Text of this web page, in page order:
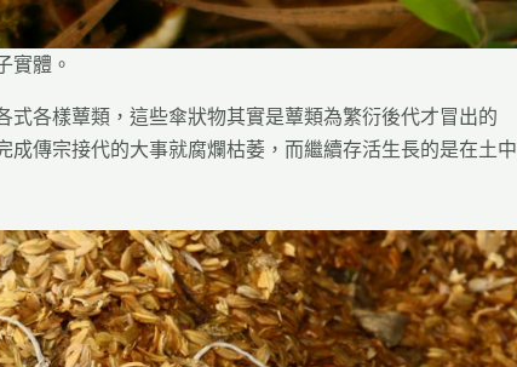
實體。
各樣蕈類，這些傘狀物其實是蕈類為繁衍後代才冒出的
成傳宗接代的大事就腐爛枯萎，而繼續存活生長的是在土中